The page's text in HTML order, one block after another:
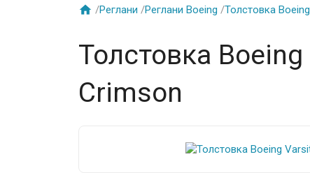
 /Реглани /Реглани Boeing /Толстовка
Толстовка
Crimson